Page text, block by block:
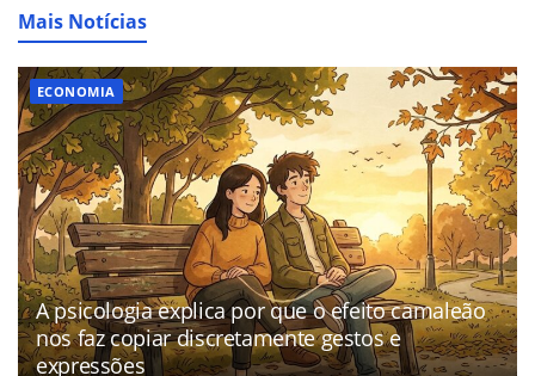
Mais Notícias
ECONOMIA
A psicologia explica por que o efeito camaleão
nos faz copiar discretamente gestos e
expressões